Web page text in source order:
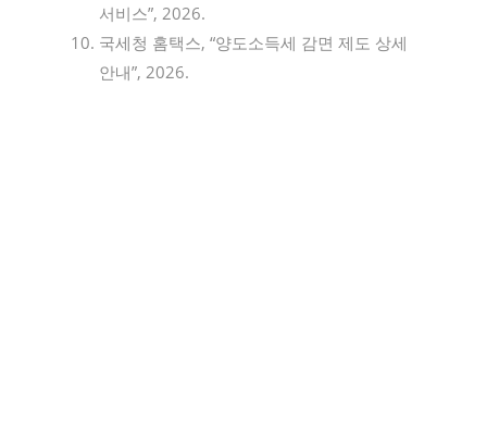
서비스”, 2026.
국세청 홈택스, “양도소득세 감면 제도 상세
안내”, 2026.